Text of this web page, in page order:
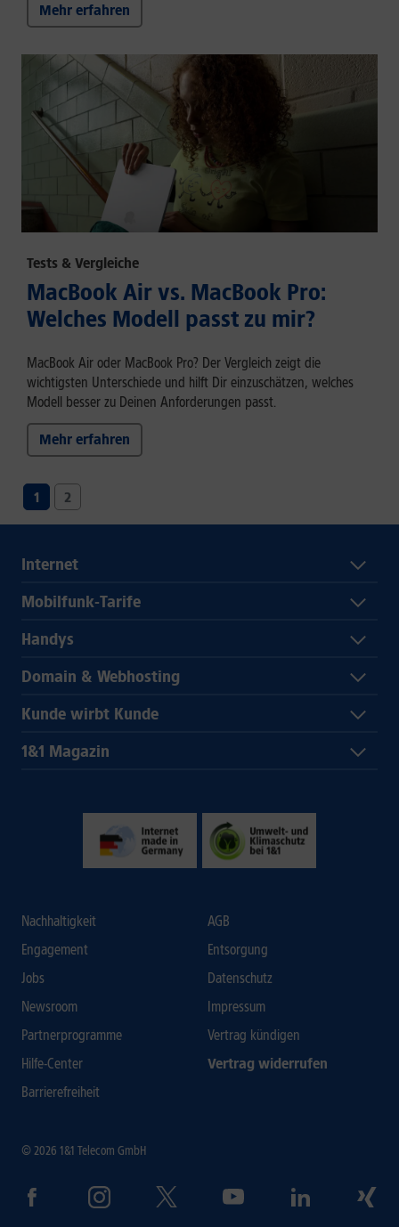
Mehr erfahren
Tests & Vergleiche
MacBook Air vs. MacBook Pro:
Welches Modell passt zu mir?
MacBook Air oder MacBook Pro? Der Vergleich zeigt die
wichtigsten Unterschiede und hilft Dir einzuschätzen, welches
Modell besser zu Deinen Anforderungen passt.
Mehr erfahren
1 2
Internet
Mobilfunk-Tarife
Handys
Domain & Webhosting
Kunde wirbt Kunde
1&1 Magazin
Nachhaltigkeit
Engagement
Jobs
Newsroom
Partnerprogramme
Hilfe-Center
Barrierefreiheit
AGB
Entsorgung
Datenschutz
Impressum
Vertrag kündigen
Vertrag widerrufen
© 2026 1&1 Telecom GmbH